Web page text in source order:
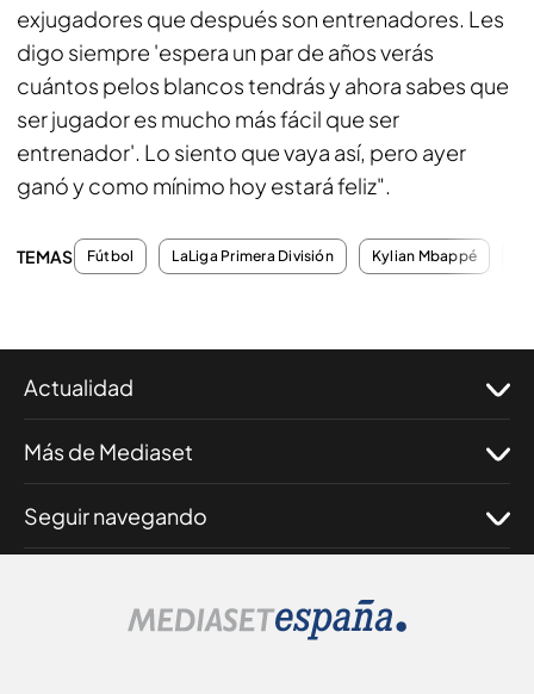
exjugadores que después son entrenadores. Les
digo siempre 'espera un par de años verás
cuántos pelos blancos tendrás y ahora sabes que
ser jugador es mucho más fácil que ser
entrenador'. Lo siento que vaya así, pero ayer
ganó y como mínimo hoy estará feliz".
TEMAS Fútbol LaLiga Primera División Kylian Mbappé
Actualidad
Más de Mediaset
Seguir navegando